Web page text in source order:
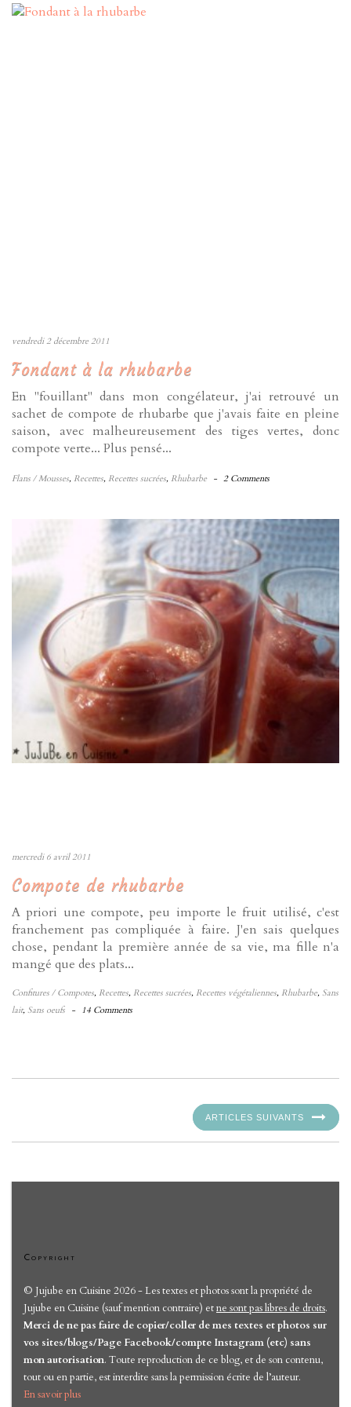
vendredi 2 décembre 2011
Fondant à la rhubarbe
En "fouillant" dans mon congélateur, j'ai retrouvé un
sachet de compote de rhubarbe que j'avais faite en pleine
saison, avec malheureusement des tiges vertes, donc
compote verte... Plus pensé...
Flans / Mousses, Recettes, Recettes sucrées, Rhubarbe - 2 Comments
mercredi 6 avril 2011
Compote de rhubarbe
A priori une compote, peu importe le fruit utilisé, c'est
franchement pas compliquée à faire. J'en sais quelques
chose, pendant la première année de sa vie, ma fille n'a
mangé que des plats...
Confitures / Compotes, Recettes, Recettes sucrées, Recettes végétaliennes, Rhubarbe, Sans
lait, Sans oeufs - 14 Comments
ARTICLES SUIVANTS
Copyright
© Jujube en Cuisine 2026 - Les textes et photos sont la propriété de
Jujube en Cuisine (sauf mention contraire) etne sont pas libres de droits.
Merci de ne pas faire de copier/coller de mes textes et photos sur
vos sites/blogs/Page Facebook/compte Instagram (etc) sans
mon autorisation. Toute reproduction de ce blog, et de son contenu,
tout ou en partie, est interdite sans la permission écrite de l’auteur.
En savoir plus